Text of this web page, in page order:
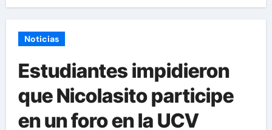
Noticias
Estudiantes impidieron
que Nicolasito participe
en un foro en la UCV